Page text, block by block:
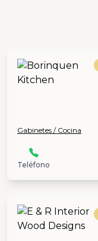
Gabinetes / Cocina
Teléfono